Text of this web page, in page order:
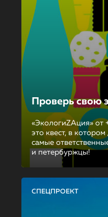
Проверь свою
«ЭкологиZAция»
это квест, в
самые
и петербуржцы!
СПЕЦПРОЕКТ